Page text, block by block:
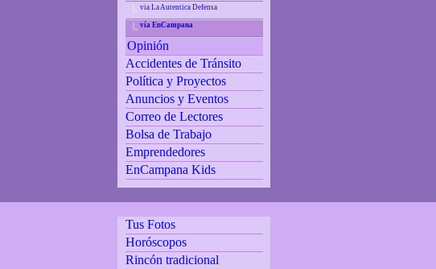
via La Autentica Defensa
vía EnCampana
Opinión
Accidentes de Tránsito
Política y Proyectos
Anuncios y Eventos
Correo de Lectores
Bolsa de Trabajo
Emprendedores
EnCampana Kids
Tus Fotos
Horóscopos
Rincón tradicional